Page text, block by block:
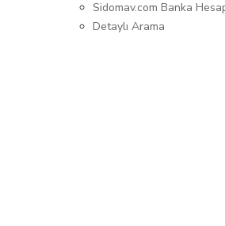
Sidomav.com Banka
Detaylı Arama